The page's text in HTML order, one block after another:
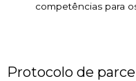
competências para
Protocolo de